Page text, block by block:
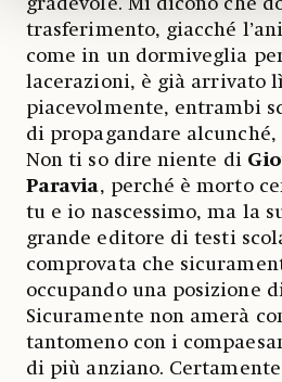
gradevole. Mi dicono che
trasferimento, giacché
come in un dormiveglia
lacerazioni, è già arrivato
piacevolmente, entrambi
di propagandare
Non ti so dire niente di
Paravia, perché è morto
tu e io nascessimo, ma la
grande editore di testi
comprovata che
occupando una posizione
Sicuramente non amerà
tantomeno con i
di più anziano.